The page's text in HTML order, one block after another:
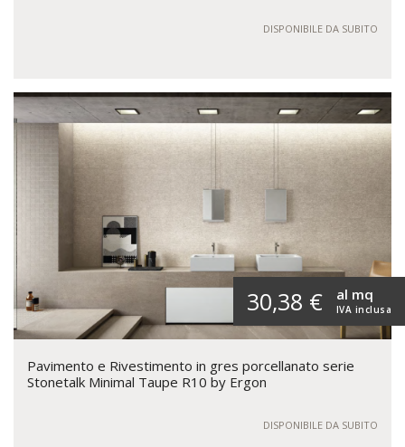
DISPONIBILE DA SUBITO
30,38 € IVA inclusa
al mq
Pavimento e Rivestimento in gres porcellanato serie
Stonetalk Minimal Taupe R10 by Ergon
DISPONIBILE DA SUBITO